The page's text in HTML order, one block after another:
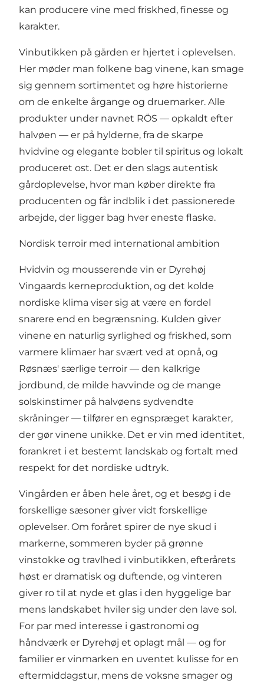
kan producere vine med friskhed, finesse og
karakter.
Vinbutikken på gården er hjertet i oplevelsen.
Her møder man folkene bag vinene, kan smage
sig gennem sortimentet og høre historierne
om de enkelte årgange og druemarker. Alle
produkter under navnet RÖS — opkaldt efter
halvøen — er på hylderne, fra de skarpe
hvidvine og elegante bobler til spiritus og lokalt
produceret ost. Det er den slags autentisk
gårdoplevelse, hvor man køber direkte fra
producenten og får indblik i det passionerede
arbejde, der ligger bag hver eneste flaske.
Nordisk terroir med international ambition
Hvidvin og mousserende vin er Dyrehøj
Vingaards kerneproduktion, og det kolde
nordiske klima viser sig at være en fordel
snarere end en begrænsning. Kulden giver
vinene en naturlig syrlighed og friskhed, som
varmere klimaer har svært ved at opnå, og
Røsnæs' særlige terroir — den kalkrige
jordbund, de milde havvinde og de mange
solskinstimer på halvøens sydvendte
skråninger — tilfører en egnspræget karakter,
der gør vinene unikke. Det er vin med identitet,
forankret i et bestemt landskab og fortalt med
respekt for det nordiske udtryk.
Vingården er åben hele året, og et besøg i de
forskellige sæsoner giver vidt forskellige
oplevelser. Om foråret spirer de nye skud i
markerne, sommeren byder på grønne
vinstokke og travlhed i vinbutikken, efterårets
høst er dramatisk og duftende, og vinteren
giver ro til at nyde et glas i den hyggelige bar
mens landskabet hviler sig under den lave sol.
For par med interesse i gastronomi og
håndværk er Dyrehøj et oplagt mål — og for
familier er vinmarken en uventet kulisse for en
eftermiddagstur, mens de voksne smager og